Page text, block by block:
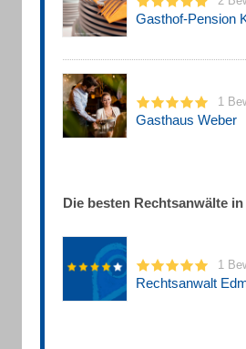
Gasthof-Pension
1
Gasthaus Weber
Die besten Rechtsanwälte
1